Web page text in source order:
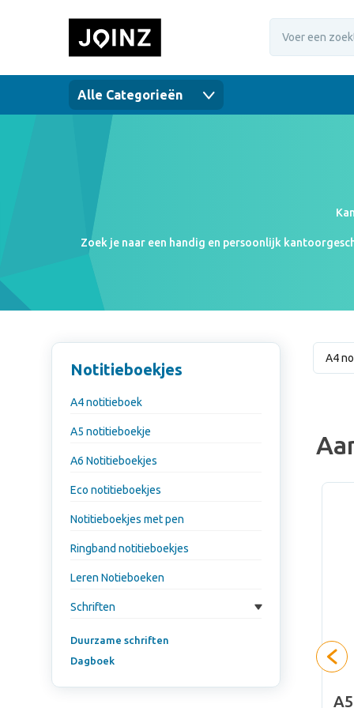
Alle Categorieën
Zoek je naar een handig en persoonlijk
Ons ruime assortiment bestaat uit diverse A5
ruime assortiment op de
Notitieboekjes
A4 notitieboek
A5 notitieboekje
A6 Notitieboekjes
Eco notitieboekjes
Notitieboekjes met pen
Ringband notitieboekjes
Leren Notieboeken
Schriften
Duurzame schriften
Dagboek
A4